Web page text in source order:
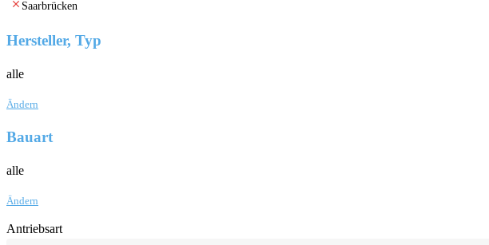
clear Saarbrücken
Hersteller, Typ
alle
Ändern
Bauart
alle
Ändern
Antriebsart